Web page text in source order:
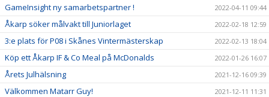
GameInsight ny samarbetspartner ! 2022-04-11 09:44
Åkarp söker målvakt till Juniorlaget 2022-02-18 12:59
3:e plats för P08 i Skånes Vintermästerskap 2022-02-13 18:04
Köp ett Åkarp IF & Co Meal på McDonalds 2022-01-26 16:07
Årets Julhälsning 2021-12-16 09:39
Välkommen Matarr Guy! 2021-12-11 11:31